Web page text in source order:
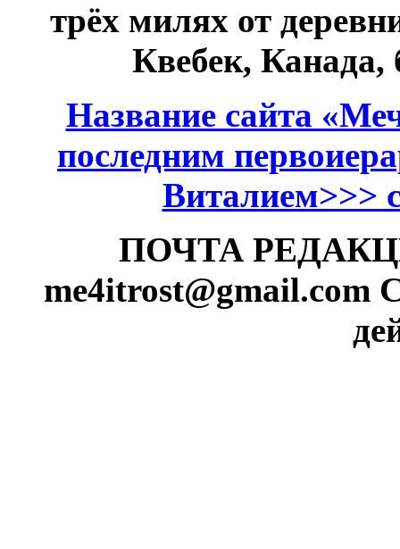
трёх милях от
Квебек,
Название сайта
последним
Виталием>>>
ПОЧТА
me4itrost@gmail.com